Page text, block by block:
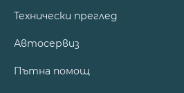
Технически преглед
Автосервиз
Пътна помощ